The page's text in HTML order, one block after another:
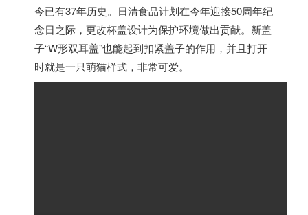
今已有37年历史。日清食品计划在今年迎接50周年纪
念日之际，更改杯盖设计为保护环境做出贡献。新盖
子“W形双耳盖”也能起到扣紧盖子的作用，并且打开
时就是一只萌猫样式，非常可爱。